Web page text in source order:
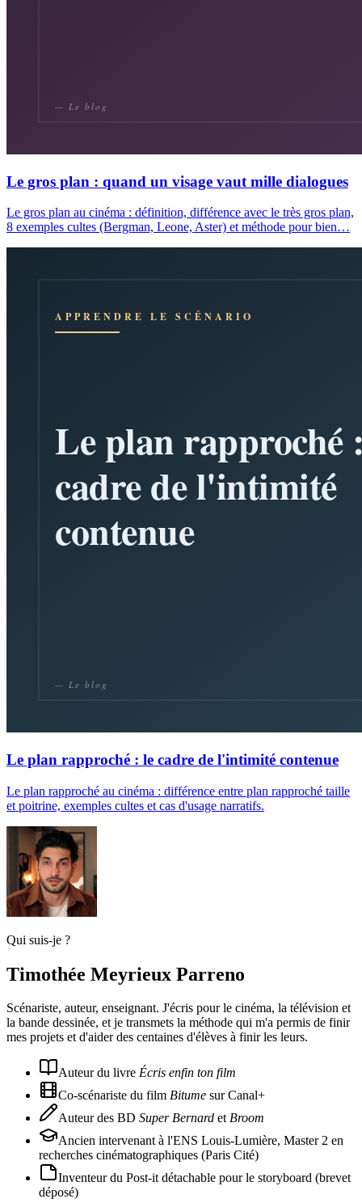
Le gros plan : quand un visage vaut mille dialogues
Le gros plan au cinéma : définition, différence avec le très gros plan,
8 exemples cultes (Bergman, Leone, Aster) et méthode pour bien…
Le plan rapproché : le cadre de l'intimité contenue
Le plan rapproché au cinéma : différence entre plan rapproché taille
et poitrine, exemples cultes et cas d'usage narratifs.
Qui suis-je ?
Timothée Meyrieux Parreno
Scénariste, auteur, enseignant. J'écris pour le cinéma, la télévision et
la bande dessinée, et je transmets la méthode qui m'a permis de finir
mes projets et d'aider des centaines d'élèves à finir les leurs.
Auteur du livre Écris enfin ton film
Co-scénariste du film Bitume sur Canal+
Auteur des BD Super Bernard etBroom
Ancien intervenant à l'ENS Louis-Lumière, Master 2 en
recherches cinématographiques (Paris Cité)
Inventeur du Post-it détachable pour le storyboard (brevet
déposé)